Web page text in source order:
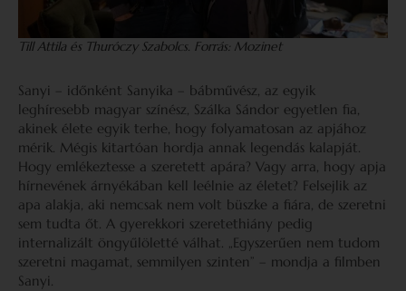
Till Attila és Thuróczy Szabolcs. Forrás: Mozinet
Sanyi – időnként Sanyika – bábművész, az egyik
leghíresebb magyar színész, Szálka Sándor egyetlen fia,
akinek élete egyik terhe, hogy folyamatosan az apjához
mérik. Mégis kitartóan hordja annak legendás kalapját.
Hogy emlékeztesse a szeretett apára? Vagy arra, hogy apja
hírnevének árnyékában kell leélnie az életet? Felsejlik az
apa alakja, aki nemcsak nem volt büszke a fiára, de szeretni
sem tudta őt. A gyerekkori szeretethiány pedig
internalizált öngyűlöletté válhat. „Egyszerűen nem tudom
szeretni magamat, semmilyen szinten” – mondja a filmben
Sanyi.